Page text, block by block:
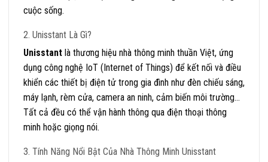
cuộc sống.
2. Unisstant Là Gì?
Unisstant là thương hiệu nhà thông minh thuần Việt, ứng
dụng công nghệ IoT (Internet of Things) để kết nối và điều
khiển các thiết bị điện tử trong gia đình như đèn chiếu sáng,
máy lạnh, rèm cửa, camera an ninh, cảm biến môi trường…
Tất cả đều có thể vận hành thông qua điện thoại thông
minh hoặc giọng nói.
3. Tính Năng Nổi Bật Của Nhà Thông Minh Unisstant